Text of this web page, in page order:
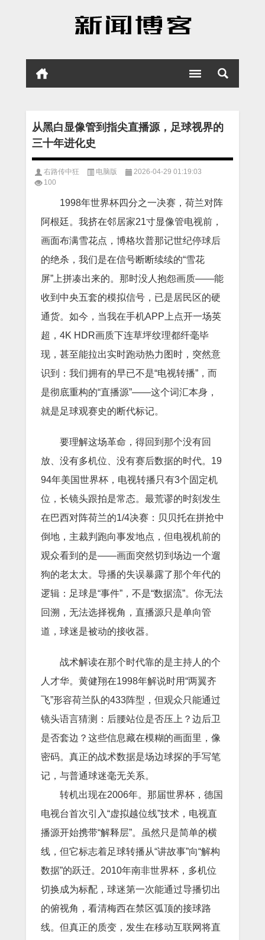
从黑白显像管到指尖直播源，足球视界的
三十年进化史
右路传中狂 电脑版
2026-04-29 01:19:03
100
1998年世界杯四分之一决赛，荷兰对阵
阿根廷。我挤在邻居家21寸显像管电视前，
画面布满雪花点，博格坎普那记世纪停球后
的绝杀，我们是在信号断断续续的“雪花
屏”上拼凑出来的。那时没人抱怨画质——能
收到中央五套的模拟信号，已是居民区的硬
通货。如今，当我在手机APP上点开一场英
超，4K HDR画质下连草坪纹理都纤毫毕
现，甚至能拉出实时跑动热力图时，突然意
识到：我们拥有的早已不是“电视转播”，而
是彻底重构的“直播源”——这个词汇本身，
就是足球观赛史的断代标记。
要理解这场革命，得回到那个没有回
放、没有多机位、没有赛后数据的时代。19
94年美国世界杯，电视转播只有3个固定机
位，长镜头跟拍是常态。最荒谬的时刻发生
在巴西对阵荷兰的1/4决赛：贝贝托在拼抢中
倒地，主裁判跑向事发地点，但电视机前的
观众看到的是——画面突然切到场边一个遛
狗的老太太。导播的失误暴露了那个年代的
逻辑：足球是“事件”，不是“数据流”。你无法
回溯，无法选择视角，直播源只是单向管
道，球迷是被动的接收器。
战术解读在那个时代靠的是主持人的个
人才华。黄健翔在1998年解说时用“两翼齐
飞”形容荷兰队的433阵型，但观众只能通过
镜头语言猜测：后腰站位是否压上？边后卫
是否套边？这些信息藏在模糊的画面里，像
密码。真正的战术数据是场边球探的手写笔
记，与普通球迷毫无关系。
转机出现在2006年。那届世界杯，德国
电视台首次引入“虚拟越位线”技术，电视直
播源开始携带“解释层”。虽然只是简单的横
线，但它标志着足球转播从“讲故事”向“解构
数据”的跃迁。2010年南非世界杯，多机位
切换成为标配，球迷第一次能通过导播切出
的俯视角，看清梅西在禁区弧顶的接球路
线。但真正的质变，发生在移动互联网将直